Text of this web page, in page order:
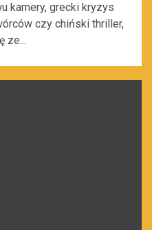
kamery, grecki kryzys
czy chiński thriller,
ze...